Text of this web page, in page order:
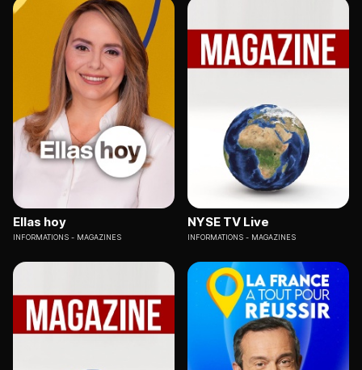
Ellas hoy
INFORMATIONS MAGAZINES
NYSE TV Live
INFORMATIONS MAGAZINES